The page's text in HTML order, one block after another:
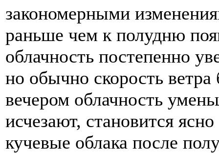
закономерными
раньше чем к полудню
облачность постепенно
но обычно скорость
вечером облачность
исчезают, становится
кучевые облака после